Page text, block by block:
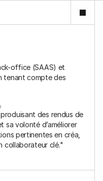
office (SAAS) et
tenant compte des
des rendus de
sa volonté d’améliorer
pertinentes en créa,
collaborateur clé."